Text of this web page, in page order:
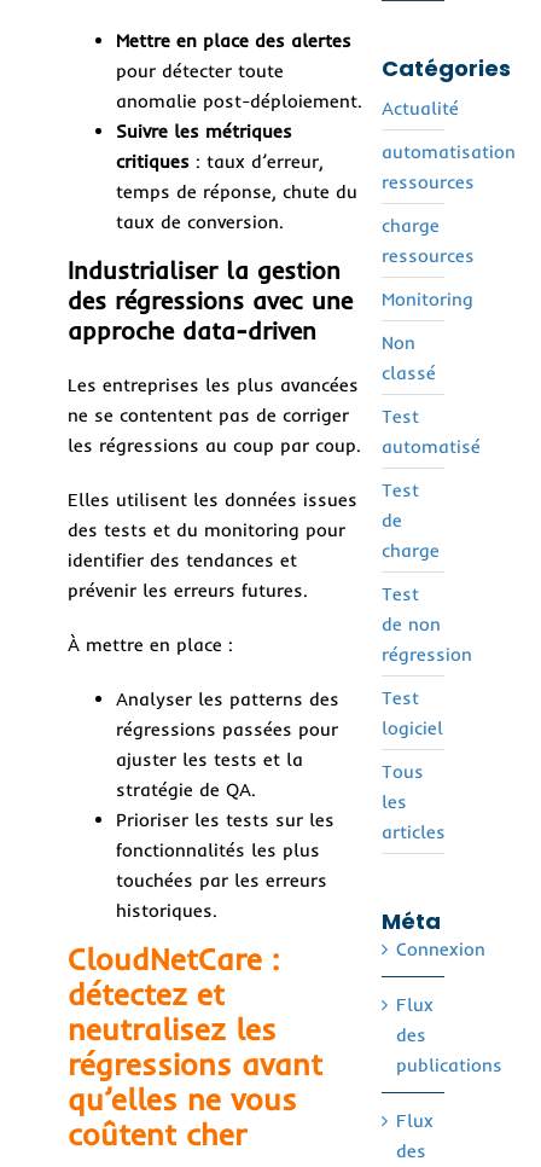
Mettre en place des alertes
pour détecter toute
anomalie post-déploiement.
Suivre les métriques
critiques: taux d’erreur,
temps de réponse, chute du
taux de conversion.
Industrialiser la gestion
des régressions avec une
approche data-driven
Les entreprises les plus avancées
ne se contentent pas de corriger
les régressions au coup par coup.
Elles utilisent les données issues
des tests et du monitoring pour
identifier des tendances et
prévenir les erreurs futures.
À mettre en place :
Analyser les patterns des
régressions passées pour
ajuster les tests et la
stratégie de QA.
Prioriser les tests sur les
fonctionnalités les plus
touchées par les erreurs
historiques.
CloudNetCare :
détectez et
neutralisez les
régressions avant
qu’elles ne vous
coûtent cher
Catégories
Actualité
automatisation
ressources
charge
ressources
Monitoring
Non
classé
Test
automatisé
Test
de
charge
Test
de non
régression
Test
logiciel
Tous
les
articles
Méta
Connexion
Flux
des
publications
Flux
des